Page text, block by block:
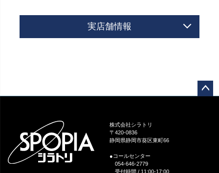
実店舗情報
株式会社シラトリ
〒420-0836
静岡県静岡市葵区東町66
●コールセンター
054-646-2779
受付時間 / 11:00-17:00